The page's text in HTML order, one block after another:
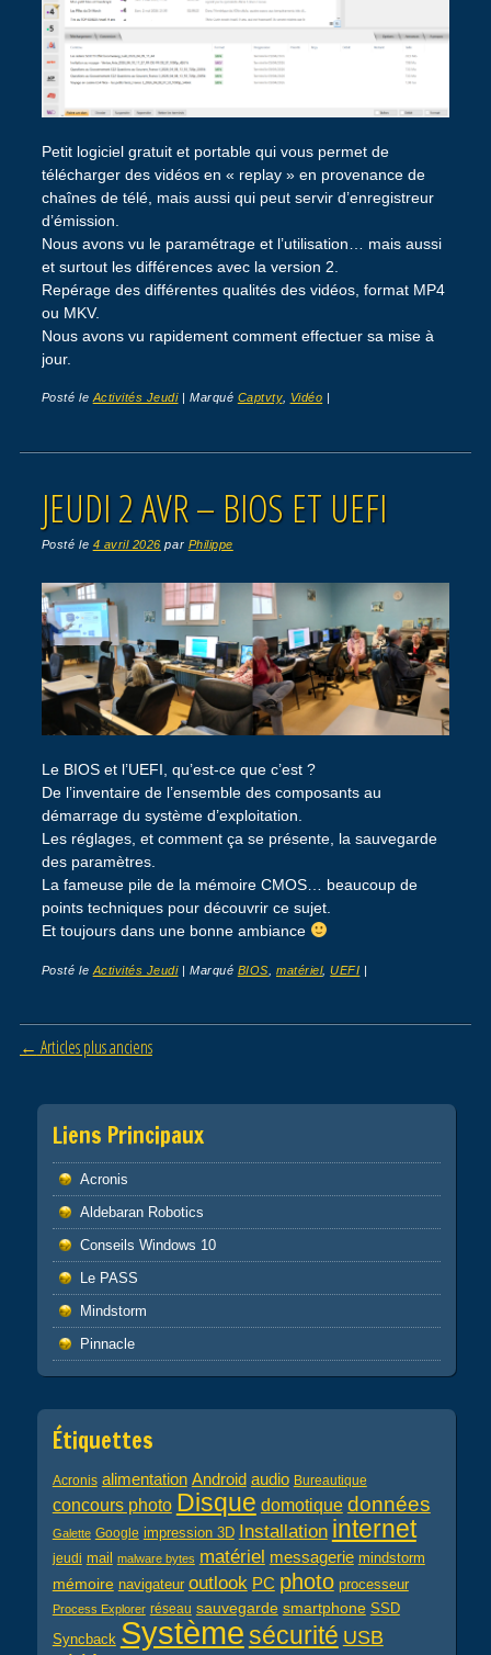
Petit logiciel gratuit et portable qui vous permet de
télécharger des vidéos en « replay » en provenance de
chaînes de télé, mais aussi qui peut servir d’enregistreur
d’émission.
Nous avons vu le paramétrage et l’utilisation… mais aussi
et surtout les différences avec la version 2.
Repérage des différentes qualités des vidéos, format MP4
ou MKV.
Nous avons vu rapidement comment effectuer sa mise à
jour.
Posté leActivités Jeudi |Marqué Captvty, Vidéo
JEUDI 2 AVR – BIOS ET UEFI
Posté le 4 avril 2026 par Philippe
Le BIOS et l’UEFI, qu’est-ce que c’est ?
De l’inventaire de l’ensemble des composants au
démarrage du système d’exploitation.
Les réglages, et comment ça se présente, la sauvegarde
des paramètres.
La fameuse pile de la mémoire CMOS… beaucoup de
points techniques pour découvrir ce sujet.
Et toujours dans une bonne ambiance
Posté le Activités Jeudi |Marqué BIOS matériel,UEFI |
Post navigation
← Articles plus anciens
Liens Principaux
Acronis
Aldebaran Robotics
Conseils Windows 10
Le PASS
Mindstorm
Pinnacle
Étiquettes
Acronis alimentation Android audio Bureautique
concours photo Disque domotique données
Galette Google impression 3D Installation internet
jeudi mail malware bytes matériel messagerie mindstorm
mémoire navigateur outlook PC photo processeur
Process Explorer réseau sauvegarde smartphone SSD
Syncback Systèmesécurité USB